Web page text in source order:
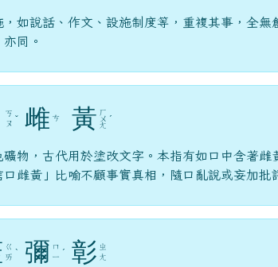
，如說話、作文、設施制度等，重複其事，全無
亦同。
ㄎ
ㄡ ˇ 雌 ㄘ 黃 ㄏ
ㄨ
ㄤ
ˊ
礦物，古代用於塗改文字。本指有如口中含著雌
雌黃」比喻不顧事實真相，隨口亂說或妄加批
ㄍ
ㄞ ˋ 彌 ㄇ
ㄧ ˊ 彰 ㄓ
ㄤ